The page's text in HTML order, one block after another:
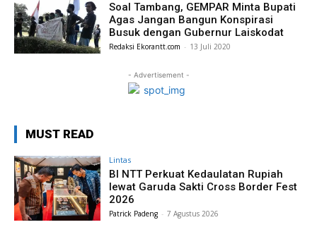
Soal Tambang, GEMPAR Minta Bupati
Agas Jangan Bangun Konspirasi
Busuk dengan Gubernur Laiskodat
Redaksi Ekorantt.com - 13 Juli 2020
- Advertisement -
MUST READ
Lintas
BI NTT Perkuat Kedaulatan Rupiah
lewat Garuda Sakti Cross Border Fest
2026
Patrick Padeng - 7 Agustus 2026